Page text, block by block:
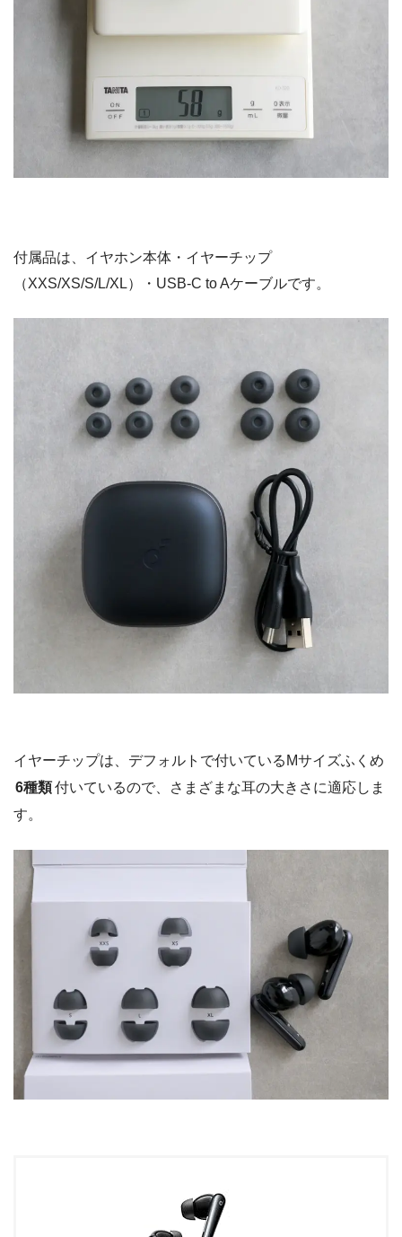
付属品は、イヤホン本体・イヤーチップ
（XXS/XS/S/L/XL）・USB-C to Aケーブルです。
イヤーチップは、デフォルトで付いているMサイズふくめ
6種類付いているので、さまざまな耳の大きさに適応しま
す。